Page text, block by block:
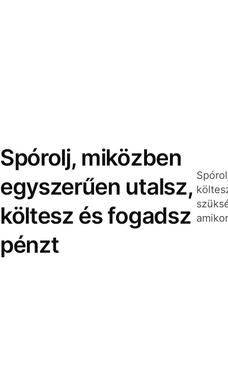
Spórolj, miközben
egyszerűen utalsz,
költesz és fogadsz
pénzt